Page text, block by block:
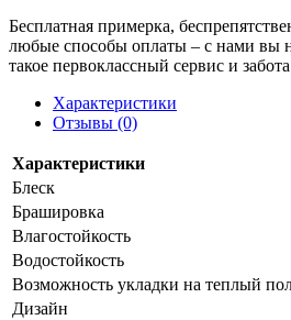
Бесплатная примерка,
любые способы оплаты – с нами вы
такое первоклассный сервис и
Характеристики
Отзывы (0)
Характеристики
Блеск
Брашировка
Влагостойкость
Водостойкость
Возможность укладки на теплый
Дизайн